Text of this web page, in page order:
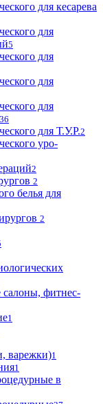
для кесарева
для
5
для
для
для
36
для Т.У.Р.2
уро-
2
2
белья для
2
фитнес-
1
варежки)1
1
в